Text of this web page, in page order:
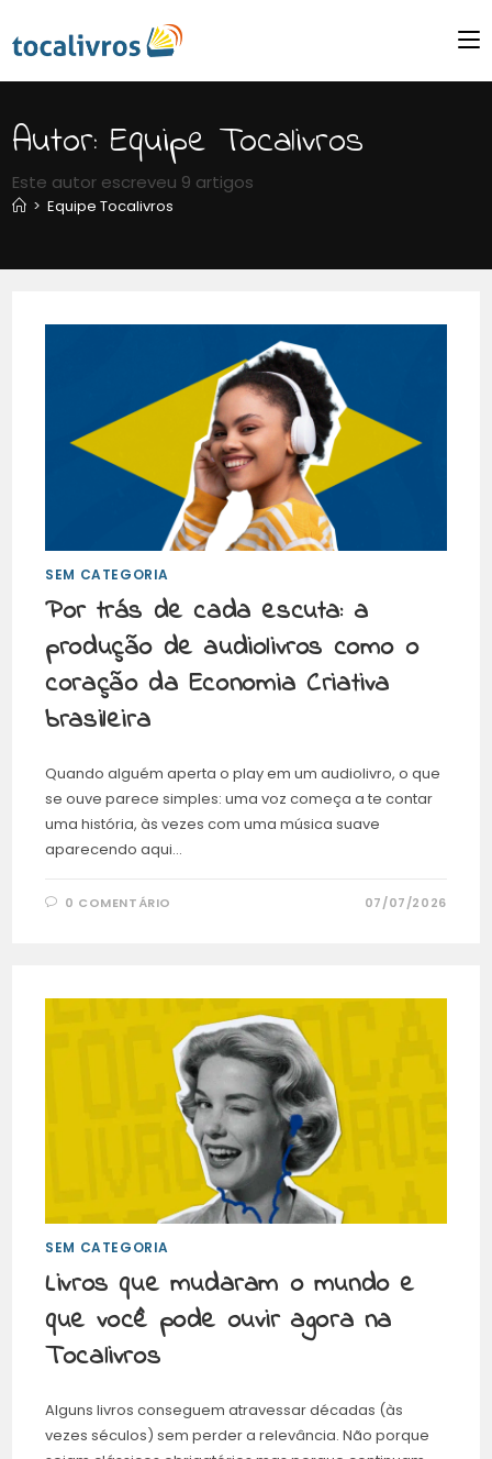
Autor: Equipe Tocalivros
Este autor escreveu 9 artigos
> Equipe Tocalivros
SEM CATEGORIA
Por trás de cada escuta: a
produção de audiolivros como o
coração da Economia Criativa
brasileira
Quando alguém aperta o play em um audiolivro, o que
se ouve parece simples: uma voz começa a te contar
uma história, às vezes com uma música suave
aparecendo aqui…
0 COMENTÁRIO 07/07/2026
SEM CATEGORIA
Livros que mudaram o mundo e
que você pode ouvir agora na
Tocalivros
Alguns livros conseguem atravessar décadas (às
vezes séculos) sem perder a relevância. Não porque